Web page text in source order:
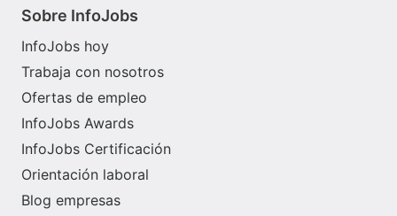
Sobre InfoJobs
InfoJobs hoy
Trabaja con nosotros
Ofertas de empleo
InfoJobs Awards
InfoJobs Certificación
Orientación laboral
Blog empresas